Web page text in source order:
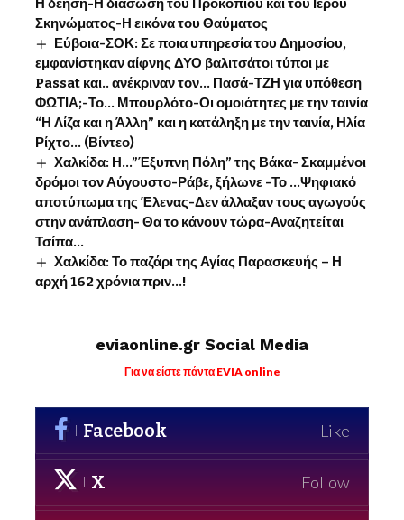
Η δέηση-Η διάσωση του Προκοπίου και του Ιερού
Σκηνώματος-Η εικόνα του Θαύματος
Εύβοια-ΣΟΚ: Σε ποια υπηρεσία του Δημοσίου,
εμφανίστηκαν αίφνης ΔΥΟ βαλιτσάτοι τύποι με
Passat και.. ανέκριναν τον… Πασά-ΤΖΗ για υπόθεση
ΦΩΤΙΑ;-Το… Μπουρλότο-Οι ομοιότητες με την ταινία
“Η Λίζα και η Άλλη” και η κατάληξη με την ταινία, Ηλία
Ρίχτο… (Βίντεο)
Χαλκίδα: Η…”Έξυπνη Πόλη” της Βάκα- Σκαμμένοι
δρόμοι τον Αύγουστο-Ράβε, ξήλωνε -Το …Ψηφιακό
αποτύπωμα της Έλενας-Δεν άλλαξαν τους αγωγούς
στην ανάπλαση- Θα το κάνουν τώρα-Αναζητείται
Τσίπα…
Χαλκίδα: Το παζάρι της Αγίας Παρασκευής – Η
αρχή 162 χρόνια πριν…!
eviaonline.gr Social Media
Για να είστε πάντα EVIA online
Facebook Like
X Follow